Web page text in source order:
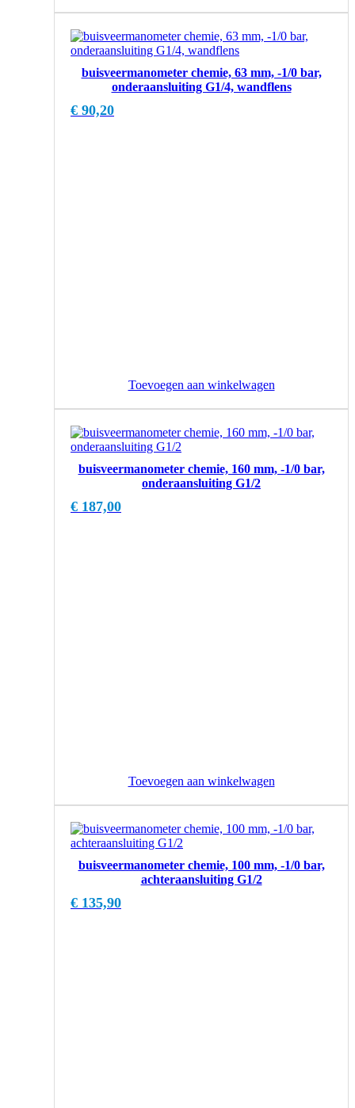
buisveermanometer chemie, 63 mm, -1/0 bar,
onderaansluiting G1/4, wandflens
€ 90,20
Toevoegen aan winkelwagen
buisveermanometer chemie, 160 mm, -1/0 bar,
onderaansluiting G1/2
€ 187,00
Toevoegen aan winkelwagen
buisveermanometer chemie, 100 mm, -1/0 bar,
achteraansluiting G1/2
€ 135,90